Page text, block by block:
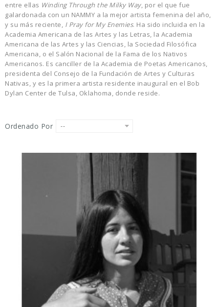
entre ellas Winding Through the Milky Way, por el que fue
galardonada con un NAMMY a la mejor artista femenina del año,
y su más reciente, I Pray for My Enemies. Ha sido incluida en la
Academia Americana de las Artes y las Letras, la Academia
Americana de las Artes y las Ciencias, la Sociedad Filosófica
Americana, o el Salón Nacional de la Fama de los Nativos
Americanos. Es canciller de la Academia de Poetas Americanos,
presidenta del Consejo de la Fundación de Artes y Culturas
Nativas, y es la primera artista residente inaugural en el Bob
Dylan Center de Tulsa, Oklahoma, donde reside.
Ordenado Por --